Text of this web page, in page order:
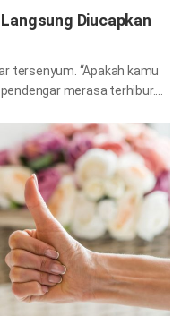
Diucapkan
tersenyum. “Apakah kamu
merasa terhibur.
pendengar memulai hari
sudah makan?”
kepada pendengar. “Kamu
menguatkan dan
kasih karena kamu”
pikiran. “Selamat bermimpi
nyaman. “Ini bukanlah
pendengar. “Terima
usaha dan kerja keras
kemarahan